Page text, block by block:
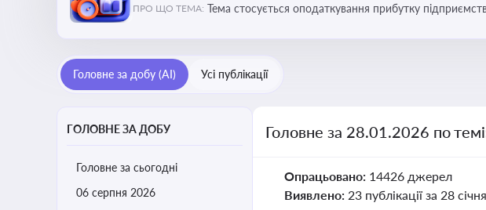
ПРО ЩО ТЕМА: Тема стосується оподаткування прибутку
Головне за добу (AI) Усі публікації
ГОЛОВНЕ ЗА ДОБУ
Головне за сьогодні
06 серпня 2026
Головне за 28.01.2026 по
Опрацьовано: 14426 джерел
Виявлено: 23 публікації за 28 січня